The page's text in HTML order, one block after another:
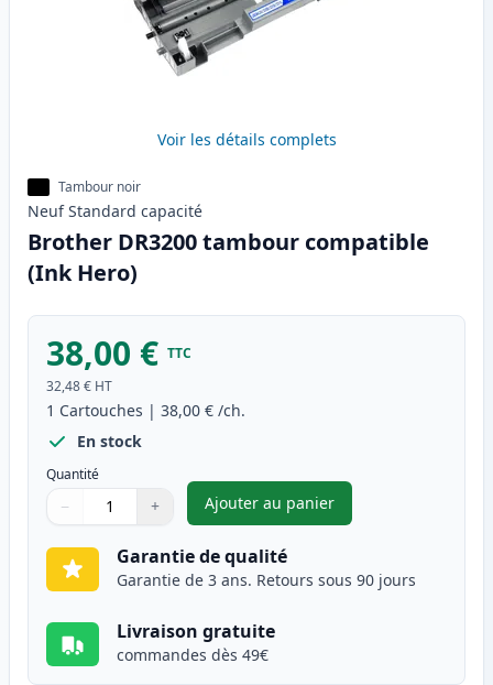
Voir les détails complets
Tambour noir
Neuf Standard capacité
Brother DR3200 tambour compatible
(Ink Hero)
38,00 € TTC
32,48 € HT
1 Cartouches | 38,00 € /ch.
En stock
Quantité
Quantité
Utilisez les boutons pour ajuster
− +
Quantité
Ajouter au panier
,Brother DR3200 tambour
Garantie de qualité
Garantie de 3 ans. Retours sous 90 jours
Livraison gratuite
commandes dès 49€